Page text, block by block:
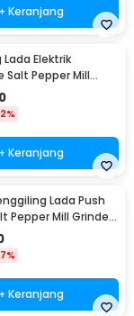
+ Keranjang
Elektrik
Salt Pepper Mill
- 15CE7
+ Keranjang
Lada Push
Pepper Mill Grinder
+ Keranjang